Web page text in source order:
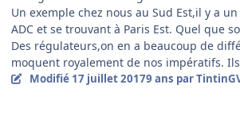
Un exemple chez nous au Sud Est,il y a
ADC et se trouvant à Paris Est. Quel que
Des régulateurs,on en a beaucoup de
moquent royalement de nos impératifs.
Modifié 17 juillet 20179 ans par